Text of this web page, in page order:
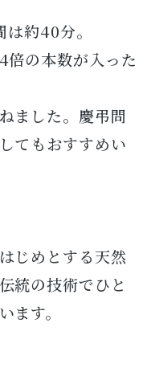
約40分。
倍の本数が入った
ました。慶弔問
てもおすすめい
じめとする天然
統の技術でひと
ます。